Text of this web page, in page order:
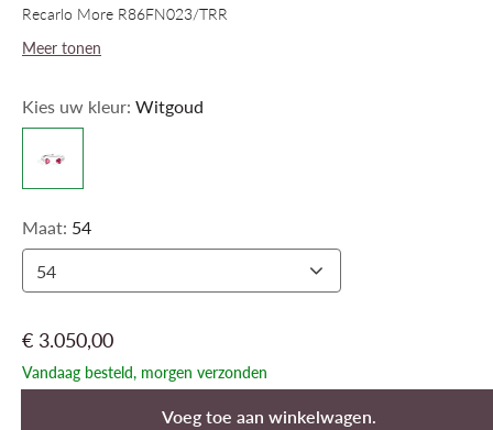
Recarlo More R86FN023/TRR
Meer tonen
Kies uw kleur: Witgoud
Maat: 54
54
€ 3.050,00
Vandaag besteld, morgen verzonden
Voeg toe aan winkelwagen.